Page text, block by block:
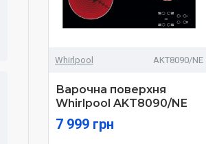
Whirlpool AKT8090/NE
Варочна поверхня
Whirlpool AKT8090/NE
7 999 грн